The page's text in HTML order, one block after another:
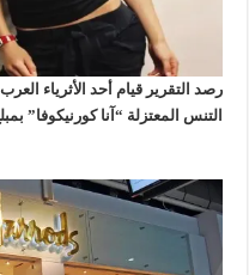
رصد التقرير قيام أحد الأثرياء
التنس المعتزلة “آنا كورنيكوفا” بمبلغ 30 ألف